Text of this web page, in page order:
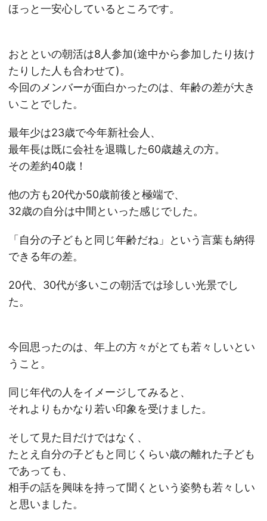
ほっと一安心しているところです。
おとといの朝活は8人参加(途中から参加したり抜け
たりした人も合わせて)。
今回のメンバーが面白かったのは、年齢の差が大き
いことでした。
最年少は23歳で今年新社会人、
最年長は既に会社を退職した60歳越えの方。
その差約40歳！
他の方も20代か50歳前後と極端で、
32歳の自分は中間といった感じでした。
「自分の子どもと同じ年齢だね」という言葉も納得
できる年の差。
20代、30代が多いこの朝活では珍しい光景でし
た。
今回思ったのは、年上の方々がとても若々しいとい
うこと。
同じ年代の人をイメージしてみると、
それよりもかなり若い印象を受けました。
そして見た目だけではなく、
たとえ自分の子どもと同じくらい歳の離れた子ども
であっても、
相手の話を興味を持って聞くという姿勢も若々しい
と思いました。